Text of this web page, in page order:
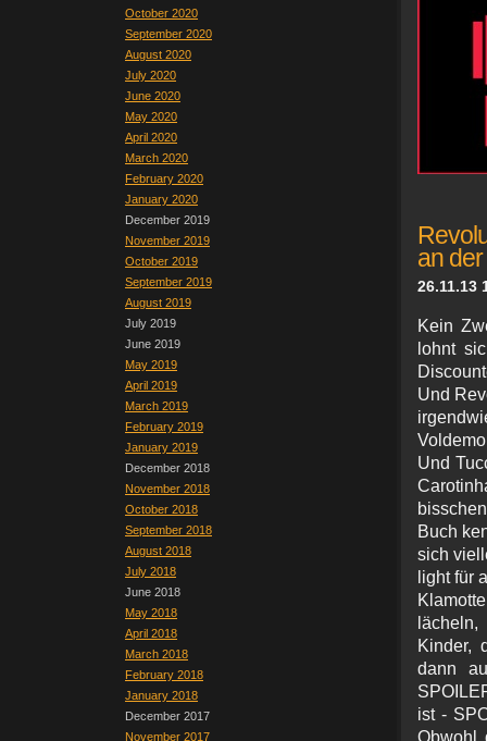
October 2020
September 2020
August 2020
July 2020
June 2020
May 2020
April 2020
March 2020
February 2020
January 2020
December 2019
November 2019
October 2019
September 2019
August 2019
July 2019
June 2019
May 2019
April 2019
March 2019
February 2019
January 2019
December 2018
November 2018
October 2018
September 2018
August 2018
July 2018
June 2018
May 2018
April 2018
March 2018
February 2018
January 2018
December 2017
November 2017
an
26.11.13
Kein
lohnt
Und
Und
Buch
sich
light für
Kinder,
dann
ist -
Obwohl